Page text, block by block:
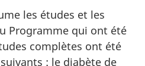
les études et les
Programme qui ont été
complètes ont été
: le diabète de